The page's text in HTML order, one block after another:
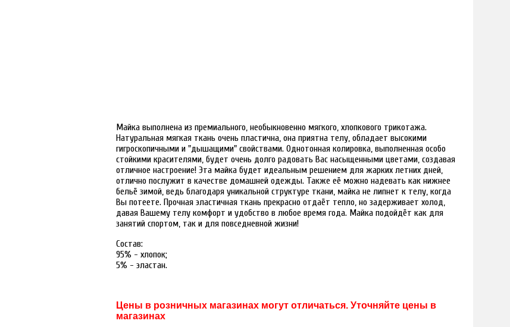
Майка выполнена из премиального, необыкновенно мягкого, хлопкового трикотажа.
Натуральная мягкая ткань очень пластична, она приятна телу, обладает высокими
гигроскопичными и "дышащими" свойствами. Однотонная колировка, выполненная особо
стойкими красителями, будет очень долго радовать Вас насыщенными цветами, создавая
отличное настроение! Эта майка будет идеальным решением для жарких летних дней,
отлично послужит в качестве домашней одежды. Также её можно надевать как нижнее
бельё зимой, ведь благодаря уникальной структуре ткани, майка не липнет к телу, когда
Вы потеете. Прочная эластичная ткань прекрасно отдаёт тепло, но задерживает холод,
давая Вашему телу комфорт и удобство в любое время года. Майка подойдёт как для
занятий спортом, так и для повседневной жизни!
Состав:
95% - хлопок;
5% - эластан.
Цены в розничных магазинах могут отличаться. Уточняйте цены в
магазинах